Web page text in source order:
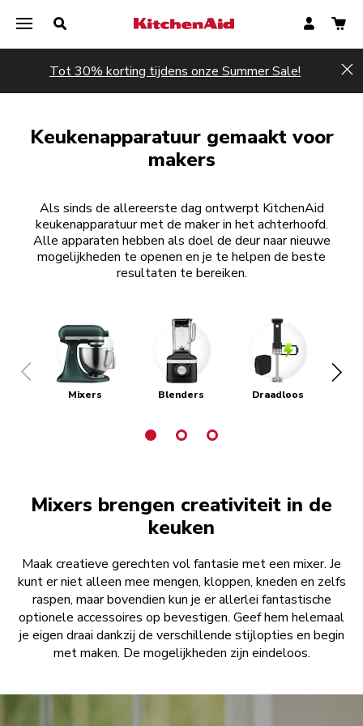
Tot 30% korting tijdens onze Summer Sale!
Keukenapparatuur gemaakt voor
makers
Als sinds de allereerste dag ontwerpt KitchenAid
keukenapparatuur met de maker in het achterhoofd.
Alle apparaten hebben als doel de deur naar nieuwe
mogelijkheden te openen en je te helpen de beste
resultaten te bereiken.
Mixers Blenders Draadloos
Mixers brengen creativiteit in de
keuken
Maak creatieve gerechten vol fantasie met een mixer. Je
kunt er niet alleen mee mengen, kloppen, kneden en zelfs
raspen, maar bovendien kun je er allerlei fantastische
optionele accessoires op bevestigen. Geef hem helemaal
je eigen draai dankzij de verschillende stijlopties en begin
met maken. De mogelijkheden zijn eindeloos.
Bekijk mixers